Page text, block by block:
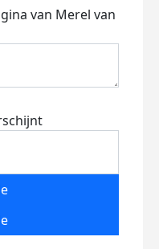
van Merel van